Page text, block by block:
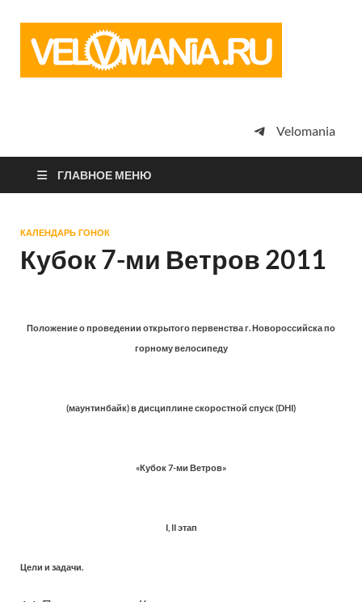
просто
Velomania
ГЛАВНОЕ МЕНЮ
КАЛЕНДАРЬ ГОНОК
Кубок 7-ми Ветров 2011
Положение о проведении открытого первенства г. Новороссийска по
горному велосипеду
(маунтинбайк) в дисциплине скоростной спуск (DHI)
«Кубок 7-ми Ветров»
I, II этап
Цели и задачи.